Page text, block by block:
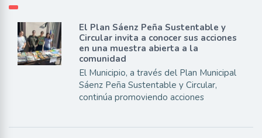
El Plan Sáenz Peña Sustentable y
Circular invita a conocer sus acciones
en una muestra abierta a la
comunidad
El Municipio, a través del Plan Municipal
Sáenz Peña Sustentable y Circular,
continúa promoviendo acciones